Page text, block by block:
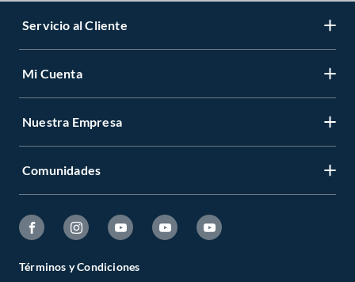
Servicio al Cliente
Mi Cuenta
Nuestra Empresa
Comunidades
Términos y Condiciones